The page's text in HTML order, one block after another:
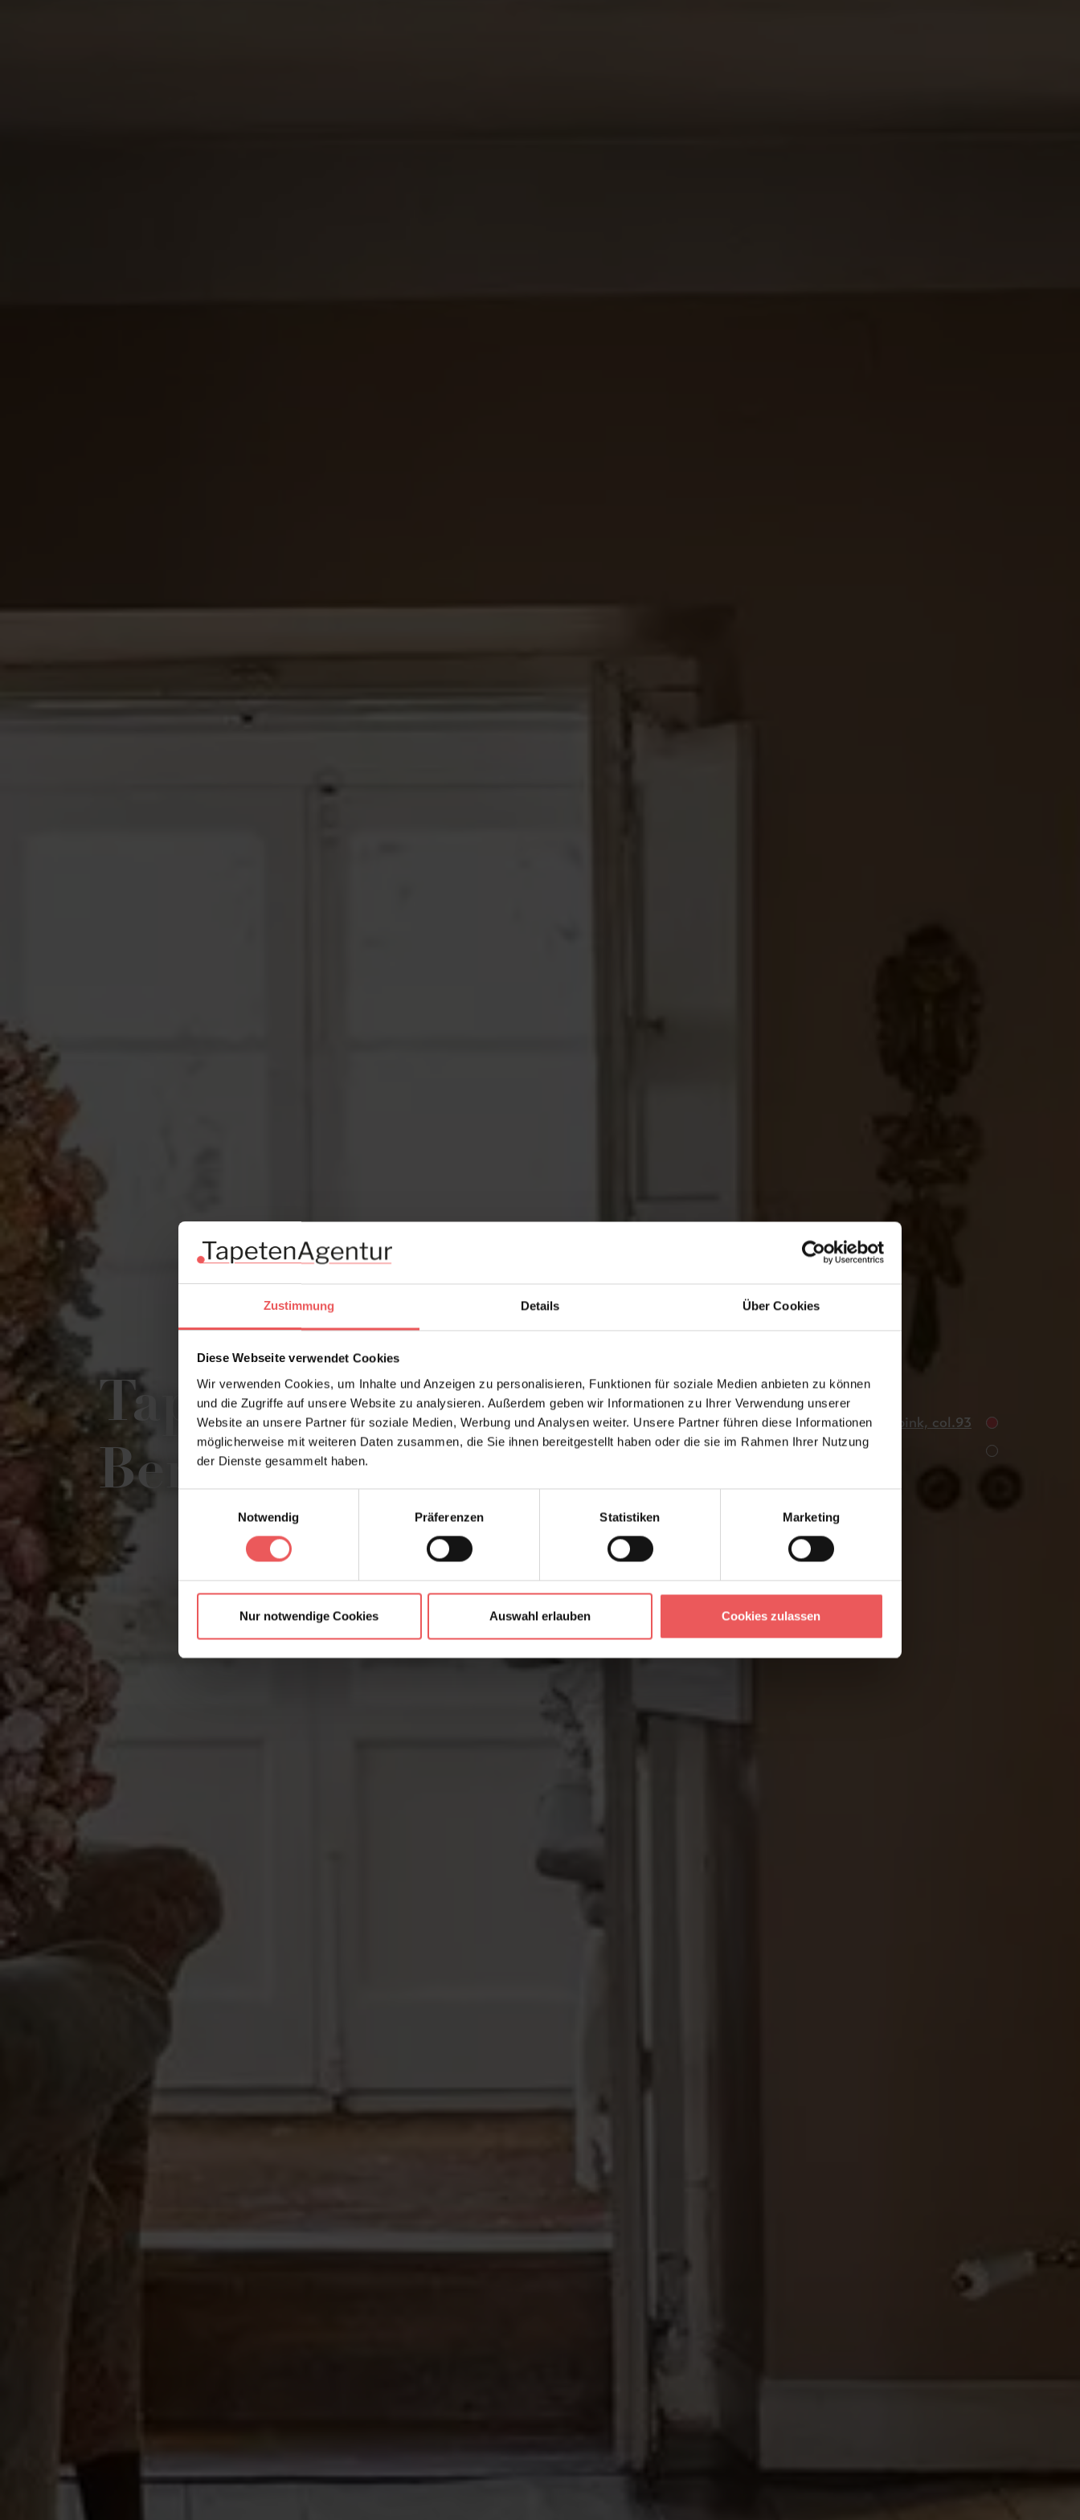
Zustimmung Details Über Cookies
Diese Webseite verwendet Cookies
Wir verwenden Cookies, um Inhalte und Anzeigen zu personalisieren, Funktionen für soziale Medien anbieten zu können
und die Zugriffe auf unsere Website zu analysieren. Außerdem geben wir Informationen zu Ihrer Verwendung unserer
Website an unsere Partner für soziale Medien, Werbung und Analysen weiter. Unsere Partner führen diese Informationen
möglicherweise mit weiteren Daten zusammen, die Sie ihnen bereitgestellt haben oder die sie im Rahmen Ihrer Nutzung
der Dienste gesammelt haben.
Notwendig
Präferenzen Statistiken Marketing
Nur notwendige Cookies Auswahl erlauben Cookies zulassen
Tapeten von Format
Beratung mit Feingefühl
Tapete: Edo subtle pink, col.93
Tapete: Colonial Abstraction Pink